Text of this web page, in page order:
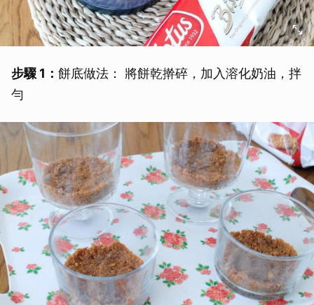
步驟 1： 餅底做法： 將餅乾擀碎，加入溶化奶油，拌
勻